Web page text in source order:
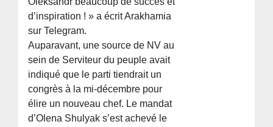
d’inspiration ! » a écrit Arakhamia
sur Telegram.
Auparavant, une source de NV au
sein de Serviteur du peuple avait
indiqué que le parti tiendrait un
congrès à la mi-décembre pour
élire un nouveau chef. Le mandat
d’Olena Shulyak s’est achevé le